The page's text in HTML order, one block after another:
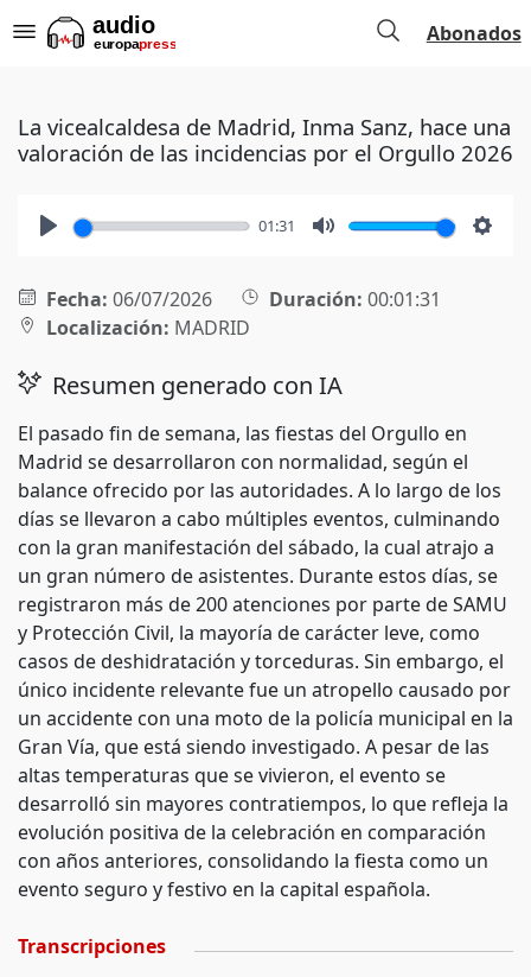
Abonados
La vicealcaldesa de Madrid, Inma Sanz, hace una
valoración de las incidencias por el Orgullo 2026
01:31
Fecha: 06/07/2026 Duración: 00:01:31
Localización: MADRID
Resumen generado con IA
El pasado fin de semana, las fiestas del Orgullo en
Madrid se desarrollaron con normalidad, según el
balance ofrecido por las autoridades. A lo largo de los
días se llevaron a cabo múltiples eventos, culminando
con la gran manifestación del sábado, la cual atrajo a
un gran número de asistentes. Durante estos días, se
registraron más de 200 atenciones por parte de SAMU
y Protección Civil, la mayoría de carácter leve, como
casos de deshidratación y torceduras. Sin embargo, el
único incidente relevante fue un atropello causado por
un accidente con una moto de la policía municipal en la
Gran Vía, que está siendo investigado. A pesar de las
altas temperaturas que se vivieron, el evento se
desarrolló sin mayores contratiempos, lo que refleja la
evolución positiva de la celebración en comparación
con años anteriores, consolidando la fiesta como un
evento seguro y festivo en la capital española.
Transcripciones